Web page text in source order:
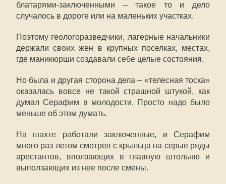
блатарями-заключенными – такое то и дело
случалось в дороге или на маленьких участках.
Поэтому геологоразведчики, лагерные начальники
держали своих жен в крупных поселках, местах,
где маникюрши создавали себе целые состояния.
Но была и другая сторона дела – «телесная тоска»
оказалась вовсе не такой страшной штукой, как
думал Серафим в молодости. Просто надо было
меньше об этом думать.
На шахте работали заключенные, и Серафим
много раз летом смотрел с крыльца на серые ряды
арестантов, вползающих в главную штольню и
выползающих из нее после смены.